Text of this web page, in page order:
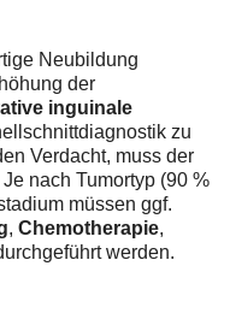
Neubildung
der
inguinale
zu
Verdacht, muss der
nach Tumortyp (90 %
müssen ggf.
, Chemotherapie,
werden.